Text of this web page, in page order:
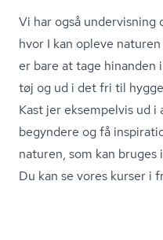
Vi har også
hvor I kan opleve
er bare at tage hinanden
tøj og ud i det fri til
Kast jer eksempelvis ud
begyndere og få
naturen, som kan bruges
Du kan se vores kurser i